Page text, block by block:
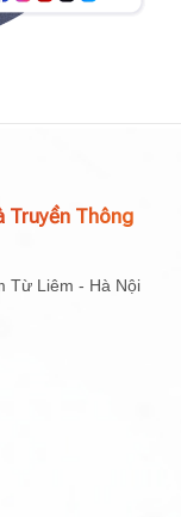
Truyền Thông
Từ Liêm - Hà Nội